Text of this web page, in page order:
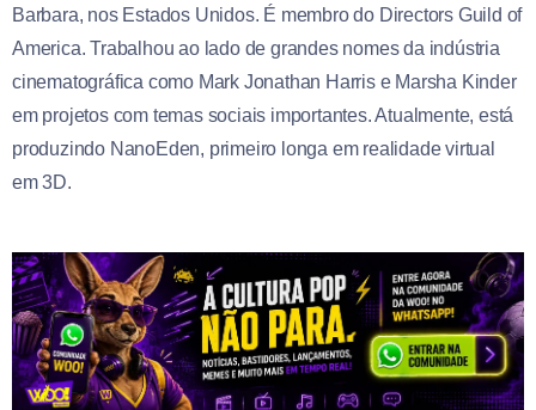
Barbara, nos Estados Unidos. É membro do Directors Guild of
America. Trabalhou ao lado de grandes nomes da indústria
cinematográfica como Mark Jonathan Harris e Marsha Kinder
em projetos com temas sociais importantes. Atualmente, está
produzindo NanoEden, primeiro longa em realidade virtual
em 3D.